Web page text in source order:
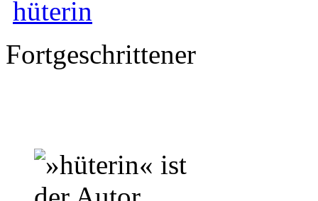
hüterin
Fortgeschrittener